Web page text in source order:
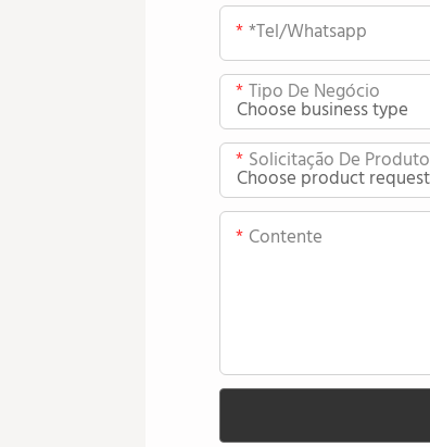
*tel/whatsapp
Tipo De Negócio
Solicitação De Produto
Contente